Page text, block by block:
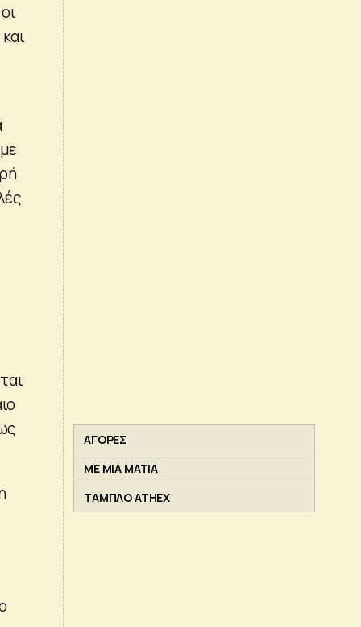
ΑΓΟΡΕΣ
ΜΕ ΜΙΑ ΜΑΤΙΑ
ΤΑΜΠΛΟ ATHEX